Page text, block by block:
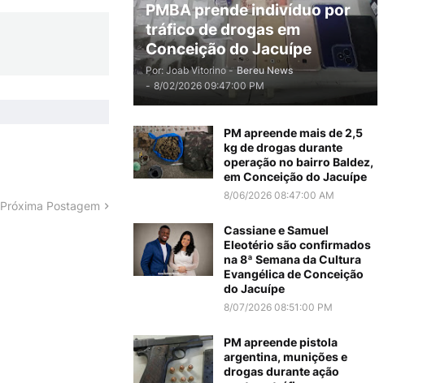
Próxima Postagem
PMBA prende indivíduo por
tráfico de drogas em
Conceição do Jacuípe
Por: Joab Vitorino - Bereu News
- 8/02/2026 09:47:00 PM
PM apreende mais de 2,5
kg de drogas durante
operação no bairro Baldez,
em Conceição do Jacuípe
8/06/2026 08:47:00 AM
Cassiane e Samuel
Eleotério são confirmados
na 8ª Semana da Cultura
Evangélica de Conceição
do Jacuípe
8/07/2026 08:51:00 PM
PM apreende pistola
argentina, munições e
drogas durante ação